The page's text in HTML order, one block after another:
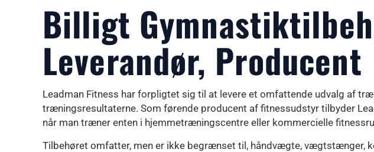
Billigt
Leverandør, Producent
Leadman Fitness har forpligtet sig til at levere et omfattende udvalg af
træningsresultaterne. Som førende producent af fitnessudstyr tilbyder
når man træner enten i hjemmetræningscentre eller kommercielle
Tilbehøret omfatter, men er ikke begrænset til, håndvægte, vægtstænger,